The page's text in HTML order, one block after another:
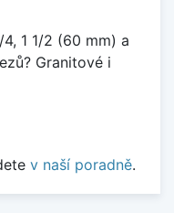
1 1/2 (60 mm) a
Granitové i
v naší poradně.